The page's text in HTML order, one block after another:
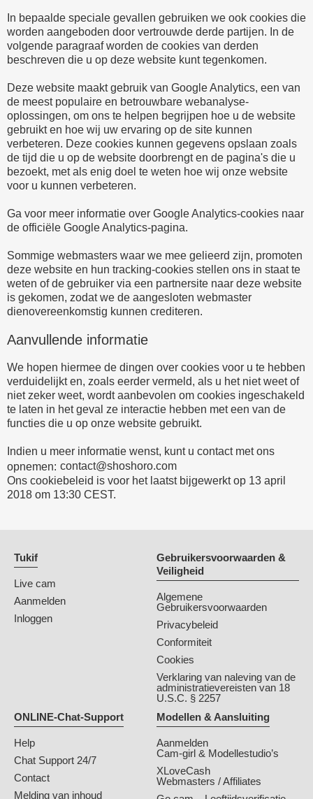
In bepaalde speciale gevallen gebruiken we ook cookies die
worden aangeboden door vertrouwde derde partijen. In de
volgende paragraaf worden de cookies van derden
beschreven die u op deze website kunt tegenkomen.
Deze website maakt gebruik van Google Analytics, een van
de meest populaire en betrouwbare webanalyse-
oplossingen, om ons te helpen begrijpen hoe u de website
gebruikt en hoe wij uw ervaring op de site kunnen
verbeteren. Deze cookies kunnen gegevens opslaan zoals
de tijd die u op de website doorbrengt en de pagina's die u
bezoekt, met als enig doel te weten hoe wij onze website
voor u kunnen verbeteren.
Ga voor meer informatie over Google Analytics-cookies naar
de officiële Google Analytics-pagina.
Sommige webmasters waar we mee gelieerd zijn, promoten
deze website en hun tracking-cookies stellen ons in staat te
weten of de gebruiker via een partnersite naar deze website
is gekomen, zodat we de aangesloten webmaster
dienovereenkomstig kunnen crediteren.
Aanvullende informatie
We hopen hiermee de dingen over cookies voor u te hebben
verduidelijkt en, zoals eerder vermeld, als u het niet weet of
niet zeker weet, wordt aanbevolen om cookies ingeschakeld
te laten in het geval ze interactie hebben met een van de
functies die u op onze website gebruikt.
Indien u meer informatie wenst, kunt u contact met ons
opnemen:
Ons cookiebeleid is voor het laatst bijgewerkt op 13 april
2018 om 13:30 CEST.
Tukif
Live cam
Aanmelden
Inloggen
Gebruikersvoorwaarden &
Veiligheid
Algemene
Gebruikersvoorwaarden
Privacybeleid
Conformiteit
Cookies
Verklaring van naleving van de
administratievereisten van 18
U.S.C. § 2257
ONLINE-Chat-Support
Help
Chat Support 24/7
Contact
Melding van inhoud
Modellen & Aansluiting
Aanmelden
Cam-girl & Modellestudio’s
XLoveCash
Webmasters / Affiliates